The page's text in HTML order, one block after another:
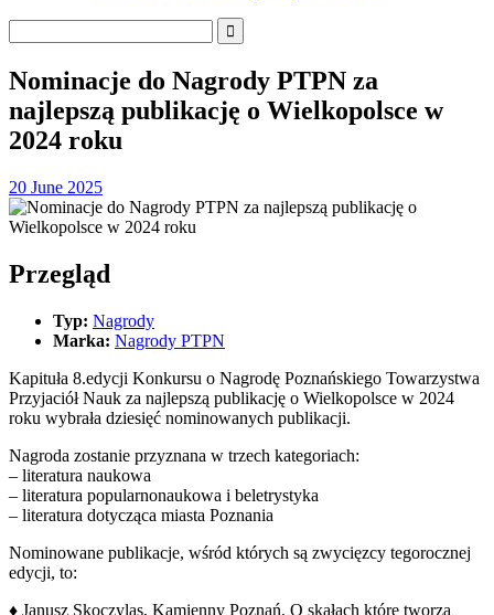
Nominacje do Nagrody PTPN za
najlepszą publikację o Wielkopolsce w
2024 roku
20 June 2025
Przegląd
Typ: Nagrody
Marka: Nagrody PTPN
Kapituła 8.edycji Konkursu o Nagrodę Poznańskiego Towarzystwa
Przyjaciół Nauk za najlepszą publikację o Wielkopolsce w 2024
roku wybrała dziesięć nominowanych publikacji.
Nagroda zostanie przyznana w trzech kategoriach:
– literatura naukowa
– literatura popularnonaukowa i beletrystyka
– literatura dotycząca miasta Poznania
Nominowane publikacje, wśród których są zwycięzcy tegorocznej
edycji, to:
♦ Janusz Skoczylas, Kamienny Poznań. O skałach które tworzą